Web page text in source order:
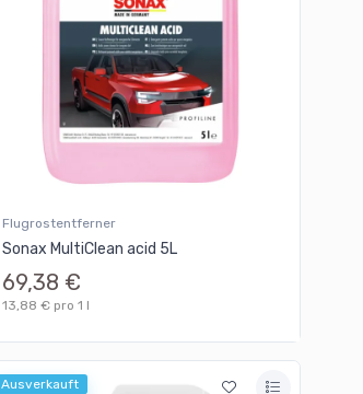
Flugrostentferner
Sonax MultiClean acid 5L
69,38 €
13,88 € pro 1 l
Ausverkauft